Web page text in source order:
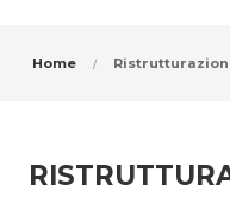
Home